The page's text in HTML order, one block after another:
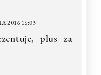
2016 16:03
plus za